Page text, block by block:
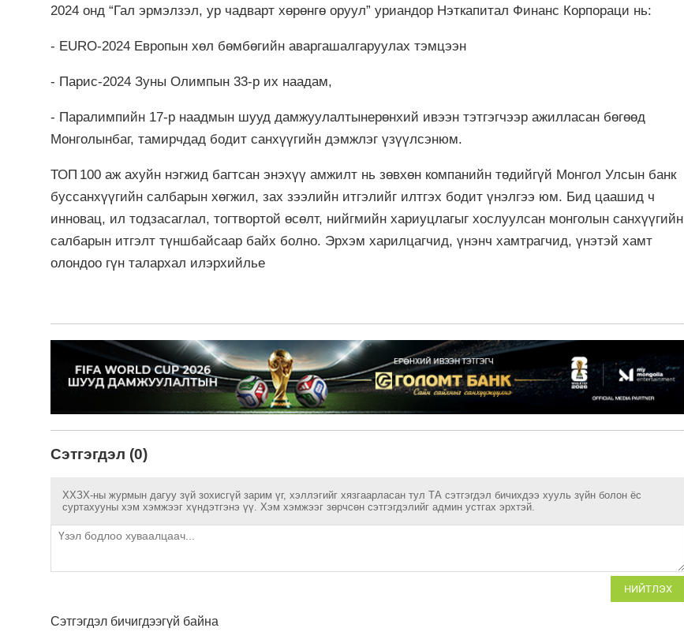
2024 онд “Гал эрмэлзэл, ур чадварт хөрөнгө оруул” уриандор Нэткапитал Финанс Корпораци нь:
- EURO-2024 Европын хөл бөмбөгийн аваргашалгаруулах тэмцээн
- Парис-2024 Зуны Олимпын 33-р их наадам,
- Паралимпийн 17-р наадмын шууд дамжуулалтынерөнхий ивээн тэтгэгчээр ажилласан бөгөөд
Монголынбаг, тамирчдад бодит санхүүгийн дэмжлэг үзүүлсэнюм.
ТОП 100 аж ахуйн нэгжид багтсан энэхүү амжилт нь зөвхөн компанийн төдийгүй Монгол Улсын банк
буссанхүүгийн салбарын хөгжил, зах зээлийн итгэлийг илтгэх бодит үнэлгээ юм. Бид цаашид ч
инновац, ил тодзасаглал, тогтвортой өсөлт, нийгмийн хариуцлагыг хослуулсан монголын санхүүгийн
салбарын итгэлт түншбайсаар байх болно. Эрхэм харилцагчид, үнэнч хамтрагчид, үнэтэй хамт
олондоо гүн талархал илэрхийлье
Сэтгэгдэл (0)
ХХЗХ-ны журмын дагуу зүй зохисгүй зарим үг, хэллэгийг хязгаарласан тул ТА сэтгэгдэл бичихдээ хууль зүйн болон ёс
суртахууны хэм хэмжээг хүндэтгэнэ үү. Хэм хэмжээг зөрчсөн сэтгэгдэлийг админ устгах эрхтэй.
НИЙТЛЭХ
Сэтгэгдэл бичигдээгүй байна